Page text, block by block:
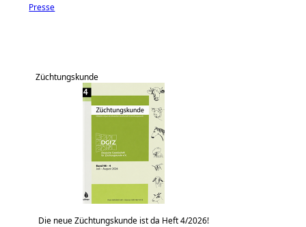
Presse
Züchtungskunde
Die neue Züchtungskunde ist da Heft 4/2026!